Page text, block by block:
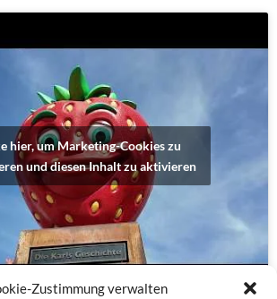
Zustimmung verwalten
hier, um Marketing-Cookies zu
und diesen Inhalt zu aktivieren